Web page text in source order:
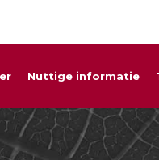
Nuttige informatie